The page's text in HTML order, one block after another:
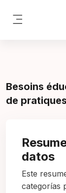
Besoins
de
datos
Este
categorías